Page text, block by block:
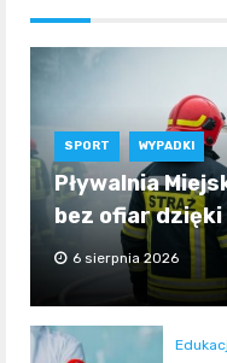
SPORT WYPADKI
Pływalnia
bez ofiar
6 sierpnia 2026